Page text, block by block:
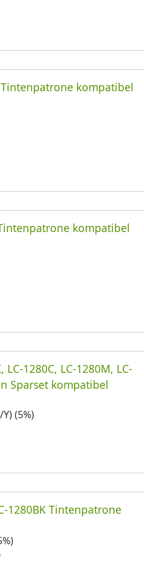
kompatibel
kompatibel
LC-1280C, LC-1280M, LC-
Sparset kompatibel
(5%)
1280BK Tintenpatrone